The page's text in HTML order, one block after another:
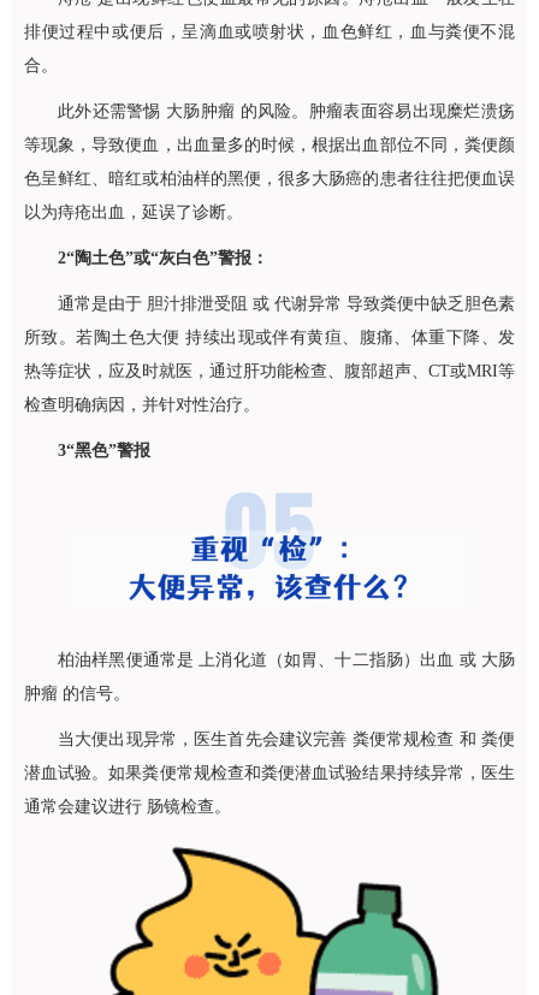
排便过程中或便后，呈滴血或喷射状，血色鲜红，血与粪便不混
合。
此外还需警惕 大肠肿瘤 的风险。肿瘤表面容易出现糜烂溃疡
等现象，导致便血，出血量多的时候，根据出血部位不同，粪便颜
色呈鲜红、暗红或柏油样的黑便，很多大肠癌的患者往往把便血误
以为痔疮出血，延误了诊断。
2“陶土色”或“灰白色”警报：
通常是由于 胆汁排泄受阻 或 代谢异常 导致粪便中缺乏胆色素
所致。若陶土色大便 持续出现或伴有黄疸、腹痛、体重下降、发
热等症状，应及时就医，通过肝功能检查、腹部超声、CT或MRI等
检查明确病因，并针对性治疗。
3“黑色”警报
柏油样黑便通常是 上消化道（如胃、十二指肠）出血 或 大肠
肿瘤 的信号。
当大便出现异常，医生首先会建议完善 粪便常规检查 和 粪便
潜血试验。如果粪便常规检查和粪便潜血试验结果持续异常，医生
通常会建议进行 肠镜检查。